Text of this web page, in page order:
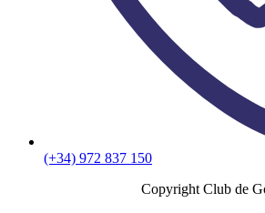
(+34) 972 837 150
Copyright Club de